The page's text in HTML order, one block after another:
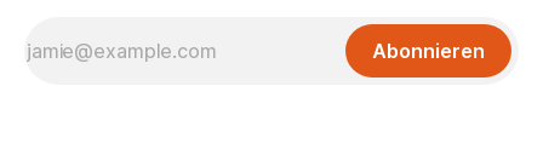
Abonnieren